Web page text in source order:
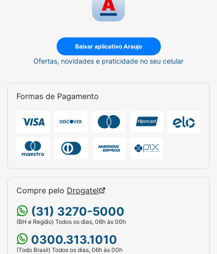
Baixar aplicativo Araujo
Ofertas, novidades e praticidade no seu celular
Formas de Pagamento
Compre pelo Drogatel
(31) 3270-5000
(BH e Região) Todos os dias, 06h às 00h
0300.313.1010
(Todo Brasil) Todos os dias, 06h às 00h